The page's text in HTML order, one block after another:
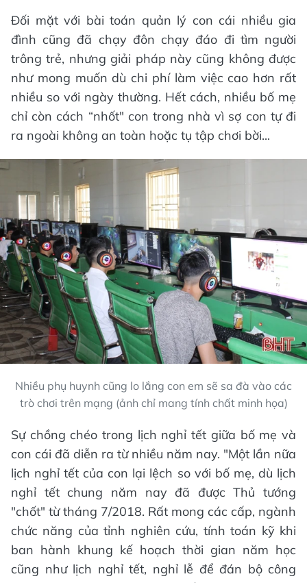
Đối mặt với bài toán quản lý con cái nhiều gia
đình cũng đã chạy đôn chạy đáo đi tìm người
trông trẻ, nhưng giải pháp này cũng không được
như mong muốn dù chi phí làm việc cao hơn rất
nhiều so với ngày thường. Hết cách, nhiều bố mẹ
chỉ còn cách “nhốt" con trong nhà vì sợ con tự đi
ra ngoài không an toàn hoặc tụ tập chơi bời...
Nhiều phụ huynh cũng lo lắng con em sẽ sa đà vào các
trò chơi trên mạng (ảnh chỉ mang tính chất minh họa)
Sự chồng chéo trong lịch nghỉ tết giữa bố mẹ và
con cái đã diễn ra từ nhiều năm nay. "Một lần nữa
lịch nghỉ tết của con lại lệch so với bố mẹ, dù lịch
nghỉ tết chung năm nay đã được Thủ tướng
"chốt" từ tháng 7/2018. Rất mong các cấp, ngành
chức năng của tỉnh nghiên cứu, tính toán kỹ khi
ban hành khung kế hoạch thời gian năm học
cũng như lịch nghỉ tết, nghỉ lễ để đán bộ công